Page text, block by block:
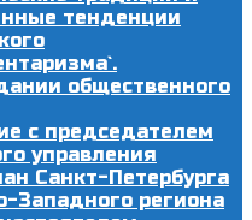
тенденции
общественного
с председателем
управления
Санкт-Петербурга
Западного региона